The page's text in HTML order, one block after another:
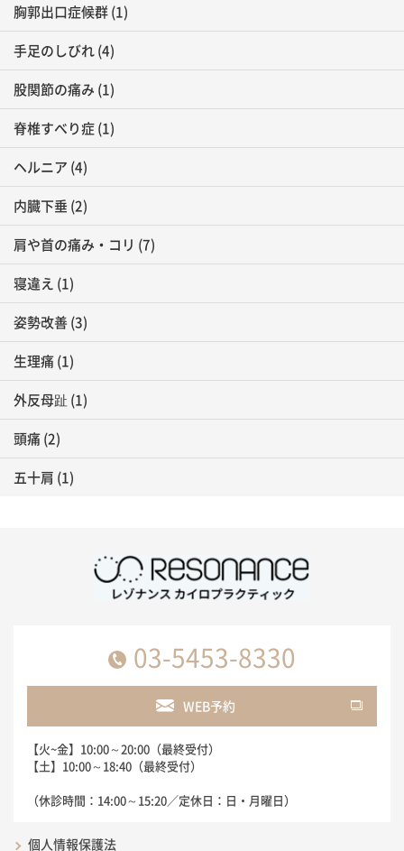
胸郭出口症候群(1)
手足のしびれ(4)
股関節の痛み (1)
脊椎すべり症(1)
ヘルニア (4)
内臓下垂(2)
肩や首の痛み・コリ (7)
寝違え (1)
姿勢改善(3)
生理痛(1)
外反母趾 (1)
頭痛(2)
五十肩 (1)
03-5453-8330
WEB予約
【火~金】10:00～20:00（最終受付）
【土】10:00～18:40（最終受付）
（休診時間：14:00～15:20／定休日：日・月曜日）
個人情報保護法